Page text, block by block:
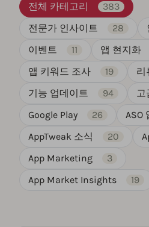
전체 카테고리
383
전문가 인사이트
28
이벤트
11 앱 현지화
앱 키워드 조사
19 리
기능 업데이트
94 고
Google Play
26 ASO
AppTweak 소식
20
App Marketing
3
App Market Insights
19